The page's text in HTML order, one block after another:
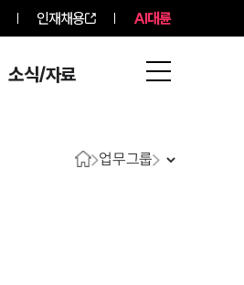
인재채용 AI대륜
소식/자료
업무그룹